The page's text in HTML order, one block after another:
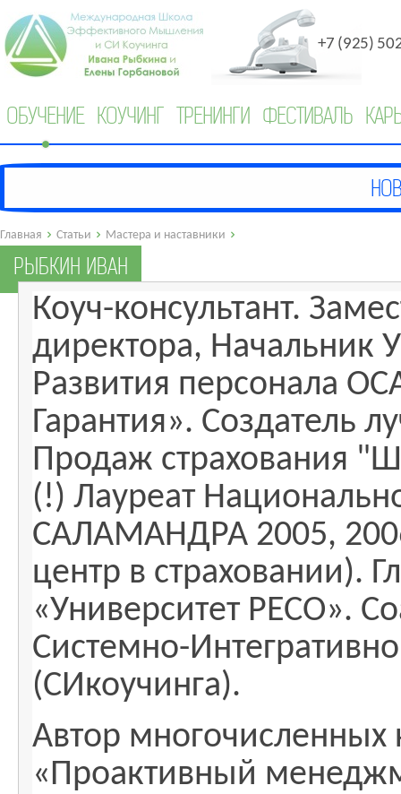
+7 (925)
ОБУЧЕНИЕ КОУЧИНГ ТРЕНИНГИ ФЕСТИВАЛЬ
Главная Статьи Мастера и наставники
РЫБКИН ИВАН
Коуч-консультант.
директора, Начальник
Развития персонала
Гарантия». Создатель
Продаж страхования
(!) Лауреат
САЛАМАНДРА 2005,
центр в страховании).
«Университет РЕСО».
Системно-
(СИкоучинга).
Автор многочисленных
«Проактивный